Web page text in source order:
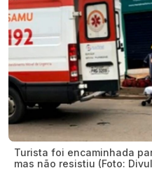
Turista foi encaminhada
mas não resistiu (Foto: